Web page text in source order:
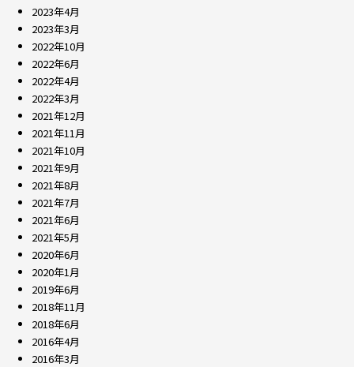
2023年4月
2023年3月
2022年10月
2022年6月
2022年4月
2022年3月
2021年12月
2021年11月
2021年10月
2021年9月
2021年8月
2021年7月
2021年6月
2021年5月
2020年6月
2020年1月
2019年6月
2018年11月
2018年6月
2016年4月
2016年3月